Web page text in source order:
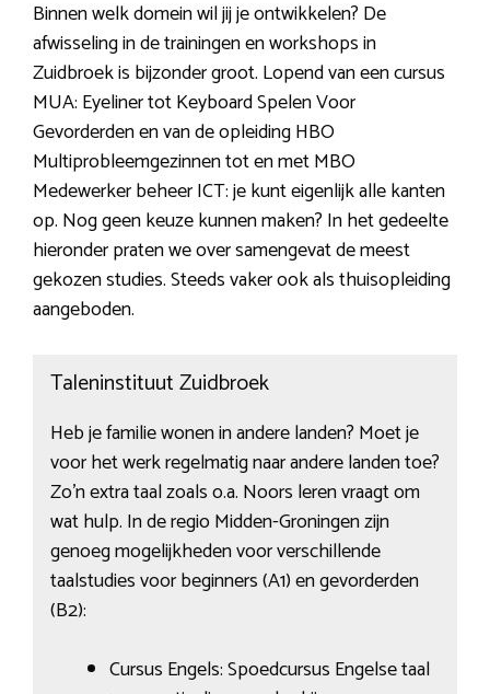
Binnen welk domein wil jij je ontwikkelen? De
afwisseling in de trainingen en workshops in
Zuidbroek is bijzonder groot. Lopend van een cursus
MUA: Eyeliner tot Keyboard Spelen Voor
Gevorderden en van de opleiding HBO
Multiprobleemgezinnen tot en met MBO
Medewerker beheer ICT: je kunt eigenlijk alle kanten
op. Nog geen keuze kunnen maken? In het gedeelte
hieronder praten we over samengevat de meest
gekozen studies. Steeds vaker ook als thuisopleiding
aangeboden.
Taleninstituut Zuidbroek
Heb je familie wonen in andere landen? Moet je
voor het werk regelmatig naar andere landen toe?
Zo’n extra taal zoals o.a. Noors leren vraagt om
wat hulp. In de regio Midden-Groningen zijn
genoeg mogelijkheden voor verschillende
taalstudies voor beginners (A1) en gevorderden
(B2):
Cursus Engels: Spoedcursus Engelse taal